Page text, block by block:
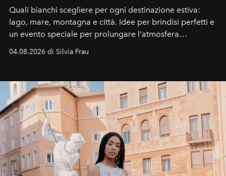
Quali bianchi scegliere per ogni destinazione estiva:
lago, mare, montagna e città. Idee per brindisi perfetti e
un evento speciale per prolungare l'atmosfera
04.08.2026 di Silvia Frau